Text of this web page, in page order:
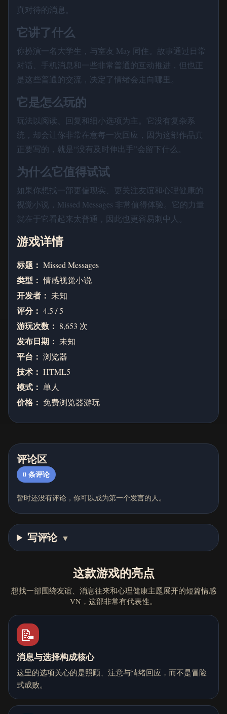
真对待的消息。
它讲了什么
你扮演一名大学生，与室友 May 同住。故事通过日常
对话、手机消息和一些非常普通的互动推进，但也正
是这些普通的交流，决定了情绪会走向哪里。
它是怎么玩的
玩法以阅读、回复和细小选项为主。它没有复杂系
统，却会让你非常在意每一次回应，因为这部作品真
正要写的，就是“没有及时伸出手”会留下什么。
为什么它值得试试
如果你想找一部更偏现实、更关注友谊和心理健康的
视觉小说，Missed Messages 非常值得体验。它的力量
就在于它看起来太普通，因此也更容易刺中人。
游戏详情
标题： Missed Messages
类型： 情感视觉小说
开发者： 未知
评分： 4.5 / 5
游玩次数： 8,653 次
发布日期： 未知
平台： 浏览器
技术： HTML5
模式： 单人
价格： 免费浏览器游玩
评论区
0条评论
暂时还没有评论，你可以成为第一个发言的人。
写评论 ▼
这款游戏的亮点
想找一部围绕友谊、消息往来和心理健康主题展开的短篇情感
VN，这部非常有代表性。
📝
消息与选择构成核心
这里的选项关心的是照顾、注意与情绪回应，而不是冒险
式成败。